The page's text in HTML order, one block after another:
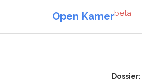
Open Kamerbeta
Dossier: